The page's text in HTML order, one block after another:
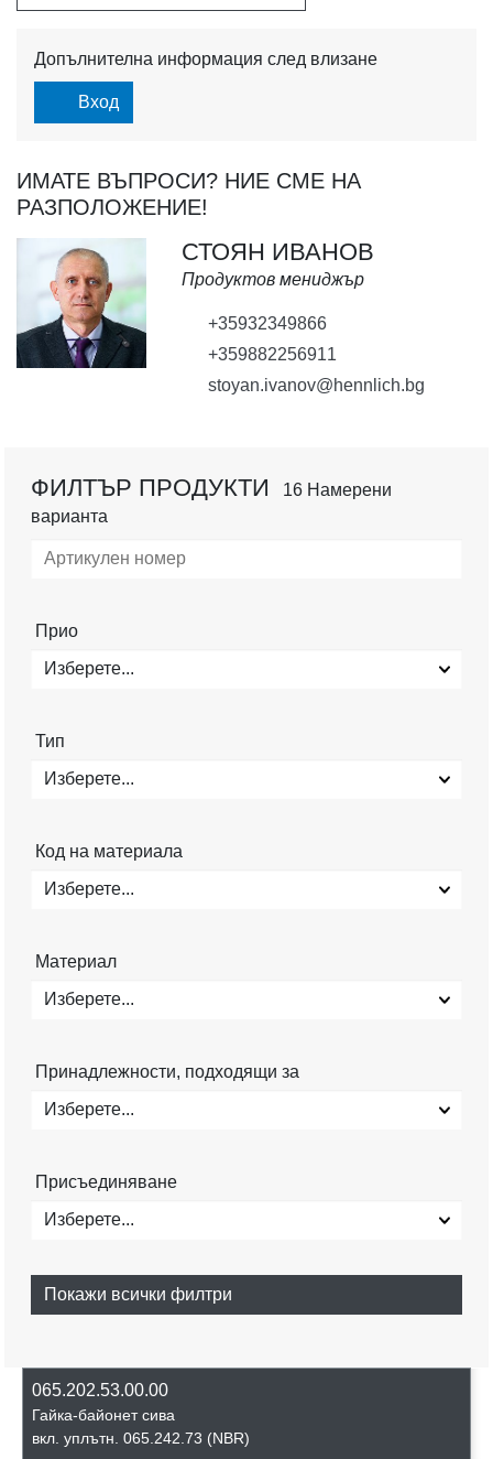
Допълнителна информация след влизане
Вход
ИМАТЕ ВЪПРОСИ? НИЕ СМЕ НА
РАЗПОЛОЖЕНИЕ!
СТОЯН ИВАНОВ
Продуктов мениджър
+35932349866
+359882256911
stoyan.ivanov@hennlich.bg
ФИЛТЪР ПРОДУКТИ
16 Намерени
варианта
Прио
Изберете...
Тип
Изберете...
Код на материала
Изберете...
Материал
Изберете...
Принадлежности, подходящи за
Изберете...
Присъединяване
Изберете...
Покажи всички филтри
065.202.53.00.00
Гайка-байонет сива
вкл. уплътн. 065.242.73 (NBR)